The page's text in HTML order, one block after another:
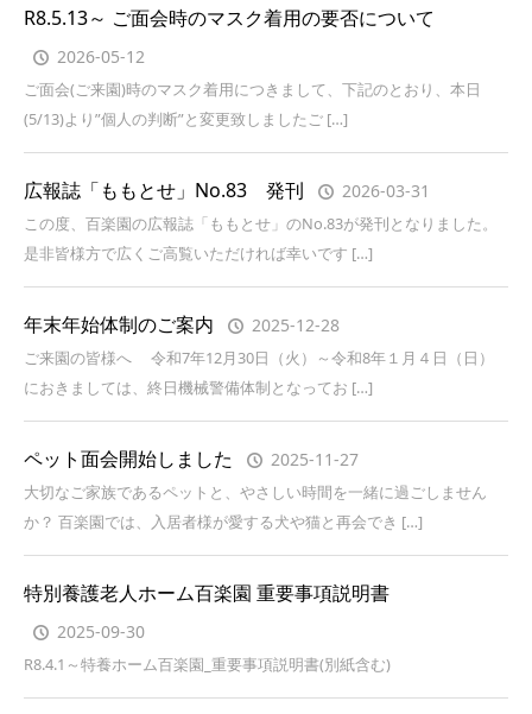
R8.5.13～ ご面会時のマスク着用の要否について
2026-05-12
ご面会(ご来園)時のマスク着用につきまして、下記のとおり、本日
(5/13)より”個人の判断”と変更致しましたご […]
広報誌「ももとせ」No.83 発刊 2026-03-31
この度、百楽園の広報誌「ももとせ」のNo.83が発刊となりました。
是非皆様方で広くご高覧いただければ幸いです […]
年末年始体制のご案内 2025-12-28
ご来園の皆様へ 令和7年12月30日（火）～令和8年１月４日（日）
におきましては、終日機械警備体制となってお […]
ペット面会開始しました 2025-11-27
大切なご家族であるペットと、やさしい時間を一緒に過ごしません
か？ 百楽園では、入居者様が愛する犬や猫と再会でき […]
特別養護老人ホーム百楽園 重要事項説明書
2025-09-30
R8.4.1～特養ホーム百楽園_重要事項説明書(別紙含む)